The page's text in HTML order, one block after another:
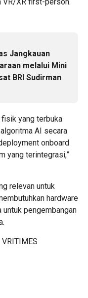
Jangkauan
melalui Mini
BRI Sudirman
yang terbuka
AI secara
onboard
yang terintegrasi,”
relevan untuk
hardware
untuk pengembangan
VRITIMES